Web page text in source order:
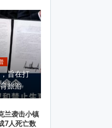
旨在打
旅游
兰袭击小镇
7人死亡数